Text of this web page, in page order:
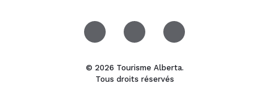
© 2026 Tourisme Alberta.
Tous droits réservés